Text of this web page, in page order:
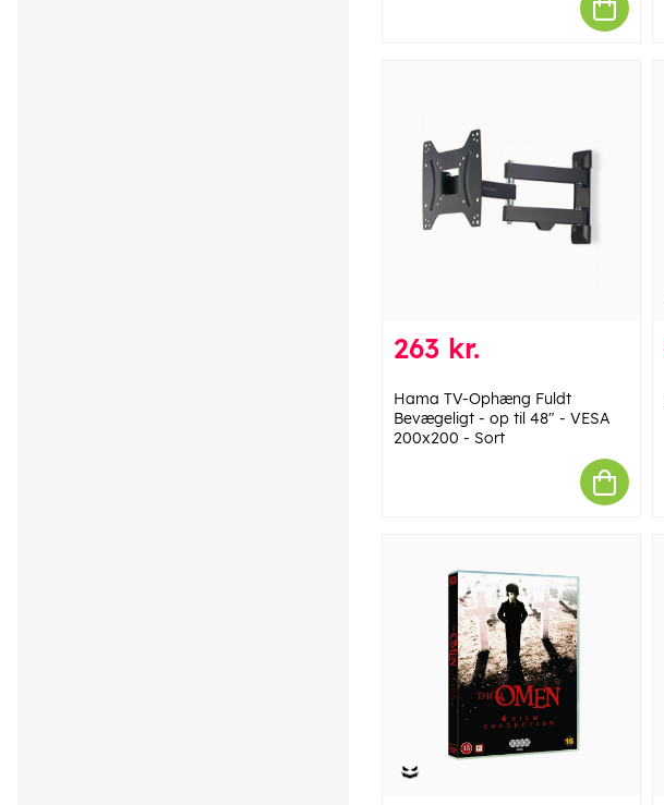
263 kr.
Hama TV-Ophæng Fuldt
Bevægeligt - op til 48" - VESA
200x200 - Sort